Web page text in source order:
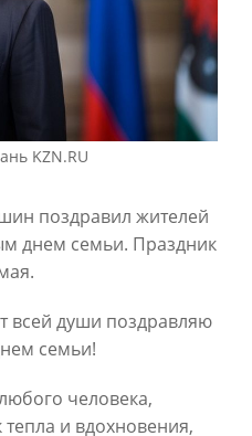
KZN.RU
поздравил жителей
днем семьи. Праздник
всей души поздравляю
семьи!
человека,
и вдохновения,